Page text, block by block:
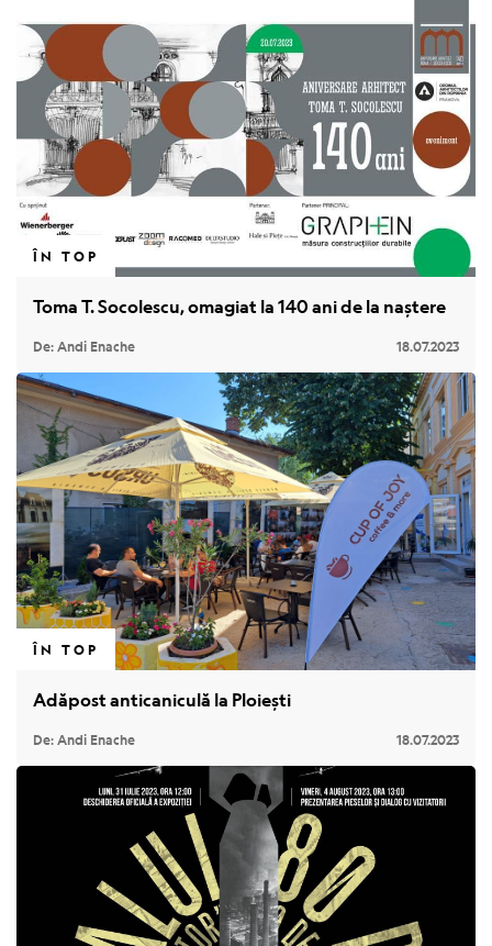
ÎN TOP
Toma T. Socolescu, omagiat la 140 ani de la naștere
De: Andi Enache 18.07.2023
ÎN TOP
Adăpost anticaniculă la Ploiești
De: Andi Enache 18.07.2023